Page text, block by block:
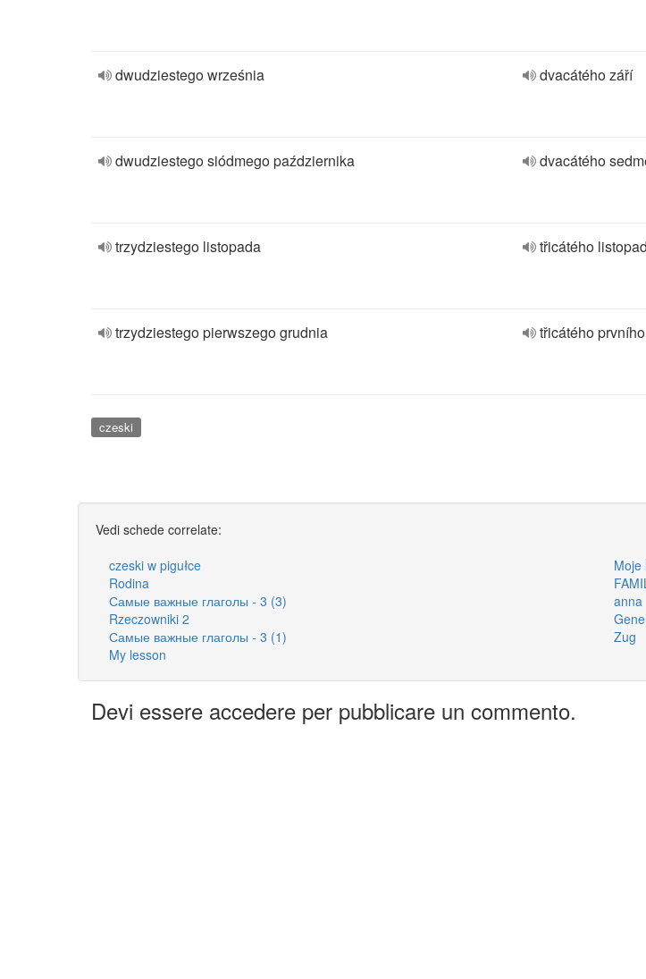
dwudziestego września dvacátého září
dwudziestego siódmego października dvacátého
trzydziestego listopada třicátého
trzydziestego pierwszego grudnia třicátého
czeski
Vedi schede correlate:
czeski w pigułce
Moje
Rodina
Самые важные глаголы - 3 (3)
anna
Rzeczowniki 2
Самые важные глаголы - 3 (1)
Zug
My lesson
Devi essere accedere per pubblicare un commento.